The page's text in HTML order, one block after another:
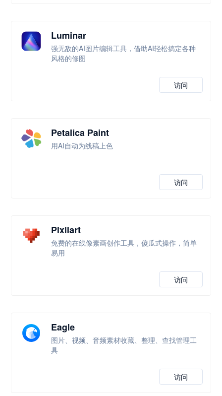
Luminar
强无敌的AI图片编辑工具，借助AI轻松搞定各种
风格的修图
访问
Petalica Paint
用AI自动为线稿上色
访问
Pixilart
免费的在线像素画创作工具，傻瓜式操作，简单
易用
访问
Eagle
图片、视频、音频素材收藏、整理、查找管理工
具
访问